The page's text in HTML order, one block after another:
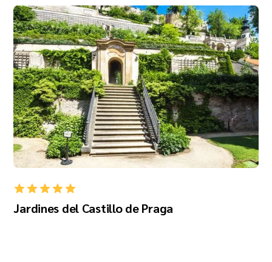
Jardines del Castillo de Praga